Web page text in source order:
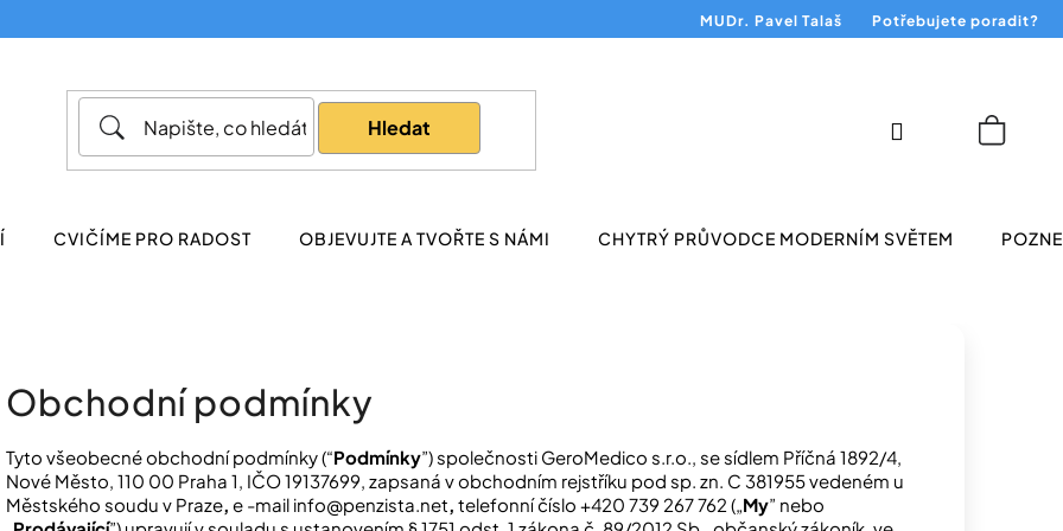
MUDr. Pavel Talaš Potřebujete poradit?
Hledat
CVIČÍME PRO RADOST OBJEVUJTE A TVOŘTE S NÁMI CHYTRÝ PRŮVODCE MODERNÍM SVĚTEM
Přihlášení
Obchodní podmínky
Tyto všeobecné obchodní podmínky (“Podmínky”) společnosti GeroMedico s.r.o., se sídlem Příčná 1892/4,
Nové Město, 110 00 Praha 1, IČO 19137699, zapsaná v obchodním rejstříku pod sp. zn. C 381955 vedeném u
Městského soudu v Praze, e -mail info@penzista.net, telefonní číslo +420 739 267 762 („My” nebo
Co potřebujete najít?